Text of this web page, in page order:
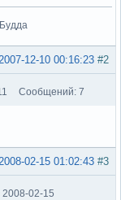
#2
2007-12-10 00:16:23
Сообщений: 7
#3
2008-02-15 01:02:43
2008-02-15